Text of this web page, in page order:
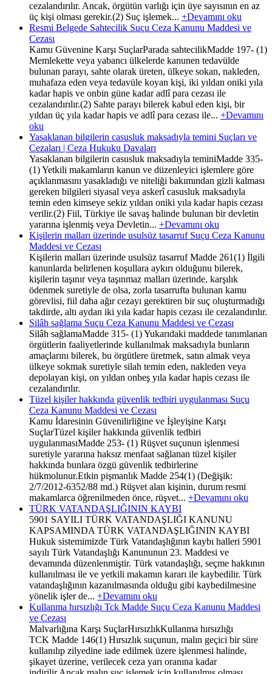
cezalandırılır. Ancak, örgütün varlığı için üye sayısının en az
üç kişi olması gerekir.(2) Suç işlemek... +Devamını oku
Resmi Belgede Sahtecilik Suçu Ceza Kanunu Maddesi ve
Cezası
Kamu Güvenine Karşı SuçlarParada sahtecilikMadde 197- (1)
Memlekette veya yabancı ülkelerde kanunen tedavülde
bulunan parayı, sahte olarak üreten, ülkeye sokan, nakleden,
muhafaza eden veya tedavüle koyan kişi, iki yıldan oniki yıla
kadar hapis ve onbin güne kadar adlî para cezası ile
cezalandırılır.(2) Sahte parayı bilerek kabul eden kişi, bir
yıldan üç yıla kadar hapis ve adlî para cezası ile... +Devamını
oku
Yasaklanan bilgilerin casusluk maksadıyla temini Suçları ve
Cezaları | Ceza Hukuku Davaları
Yasaklanan bilgilerin casusluk maksadıyla teminiMadde 335-
(1) Yetkili makamların kanun ve düzenleyici işlemlere göre
açıklanmasını yasakladığı ve niteliği bakımından gizli kalması
gereken bilgileri siyasal veya askerî casusluk maksadıyla
temin eden kimseye sekiz yıldan oniki yıla kadar hapis cezası
verilir.(2) Fiil, Türkiye ile savaş halinde bulunan bir devletin
yararına işlenmiş veya Devletin... +Devamını oku
Kişilerin malları üzerinde usulsüz tasarruf Suçu Ceza Kanunu
Maddesi ve Cezası
Kişilerin malları üzerinde usulsüz tasarruf Madde 261(1) İlgili
kanunlarda belirlenen koşullara aykırı olduğunu bilerek,
kişilerin taşınır veya taşınmaz malları üzerinde, karşılık
ödenmek suretiyle de olsa, zorla tasarrufta bulunan kamu
görevlisi, fiil daha ağır cezayı gerektiren bir suç oluşturmadığı
takdirde, altı aydan iki yıla kadar hapis cezası ile cezalandırılır.
Silâh sağlama Suçu Ceza Kanunu Maddesi ve Cezası
Silâh sağlamaMadde 315- (1) Yukarıdaki maddede tanımlanan
örgütlerin faaliyetlerinde kullanılmak maksadıyla bunların
amaçlarını bilerek, bu örgütlere üretmek, satın almak veya
ülkeye sokmak suretiyle silah temin eden, nakleden veya
depolayan kişi, on yıldan onbeş yıla kadar hapis cezası ile
cezalandırılır.
Tüzel kişiler hakkında güvenlik tedbiri uygulanması Suçu
Ceza Kanunu Maddesi ve Cezası
Kamu İdaresinin Güvenilirliğine ve İşleyişine Karşı
SuçlarTüzel kişiler hakkında güvenlik tedbiri
uygulanmasıMadde 253- (1) Rüşvet suçunun işlenmesi
suretiyle yararına haksız menfaat sağlanan tüzel kişiler
hakkında bunlara özgü güvenlik tedbirlerine
hükmolunur.Etkin pişmanlık Madde 254(1) (Değişik:
2/7/2012-6352/88 md.) Rüşvet alan kişinin, durum resmi
makamlarca öğrenilmeden önce, rüşvet... +Devamını oku
TÜRK VATANDAŞLIĞININ KAYBI
5901 SAYILI TÜRK VATANDAŞLIĞI KANUNU
KAPSAMINDA TÜRK VATANDAŞLIĞININ KAYBI
Hukuk sistemimizde Türk Vatandaşlığının kaybı halleri 5901
sayılı Türk Vatandaşlığı Kanununun 23. Maddesi ve
devamında düzenlenmiştir. Türk vatandaşlığı, seçme hakkının
kullanılması ile ve yetkili makamın kararı ile kaybedilir. Türk
vatandaşlığının kazanılmasında olduğu gibi kaybedilmesine
yönelik işler de... +Devamını oku
Kullanma hırsızlığı Tck Madde Suçu Ceza Kanunu Maddesi
ve Cezası
Malvarlığına Karşı SuçlarHırsızlıkKullanma hırsızlığı
TCK Madde 146(1) Hırsızlık suçunun, malın geçici bir süre
kullanılıp zilyedine iade edilmek üzere işlenmesi halinde,
şikayet üzerine, verilecek ceza yarı oranına kadar